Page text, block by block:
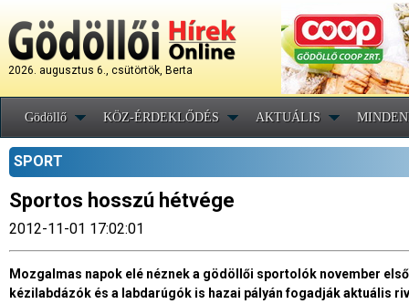
2026. augusztus 6., csütörtök, Berta
Gödöllő KÖZ-ÉRDEKLŐDÉS AKTUÁLIS
SPORT
Sportos hosszú hétvége
2012-11-01 17:02:01
Mozgalmas napok elé néznek a gödöllői sportolók november
kézilabdázók és a labdarúgók is hazai pályán fogadják aktuális